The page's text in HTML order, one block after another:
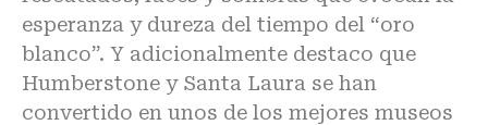
esperanza y dureza del tiempo del “oro
blanco”. Y adicionalmente destaco que
Humberstone y Santa Laura se han
convertido en unos de los mejores museos